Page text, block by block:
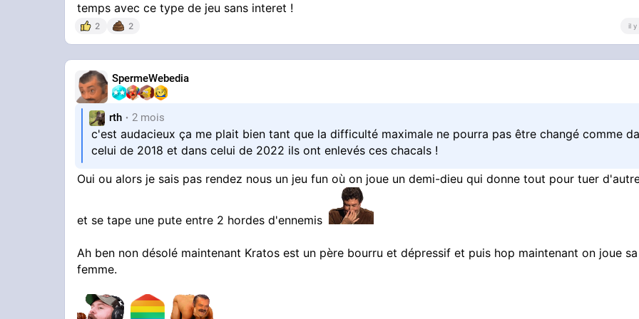
temps avec ce type de jeu sans interet !
2 2 il y
SpermeWebedia
rth 2 mois
c'est audacieux ça me plait bien tant que la difficulté maximale ne pourra pas être changé comme
celui de 2018 et dans celui de 2022 ils ont enlevés ces chacals !
Oui ou alors je sais pas rendez nous un jeu fun où on joue un demi-dieu qui donne tout pour tuer
et se tape une pute entre 2 hordes d'ennemis
Ah ben non désolé maintenant Kratos est un père bourru et dépressif et puis hop maintenant on joue sa
femme.